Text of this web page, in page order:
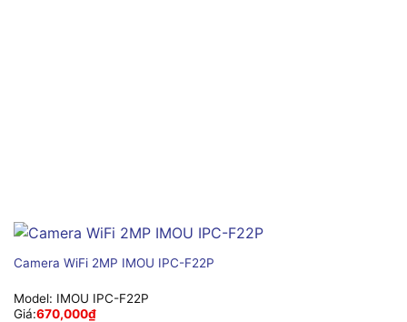
Camera WiFi 2MP IMOU IPC-F22P
Model: IMOU IPC-F22P
Giá:670,000₫